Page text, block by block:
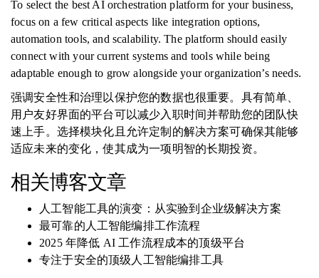
To select the best AI orchestration platform for your business,
focus on a few critical aspects like integration options,
automation tools, and scalability. The platform should easily
connect with your current systems and tools while being
adaptable enough to grow alongside your organization’s needs.
强调安全性和治理以保护您的数据也很重要。具有简单、
用户友好界面的平台可以减少入职时间并帮助您的团队快
速上手。选择模块化且允许定制的解决方案可确保其能够
适应未来的变化，使其成为一项明智的长期投资。
相关博客文章
人工智能工具的演变：从实验到企业级解决方案
最可靠的人工智能编排工作流程
2025 年降低 AI 工作流程成本的顶级平台
专注于安全的顶级人工智能编排工具